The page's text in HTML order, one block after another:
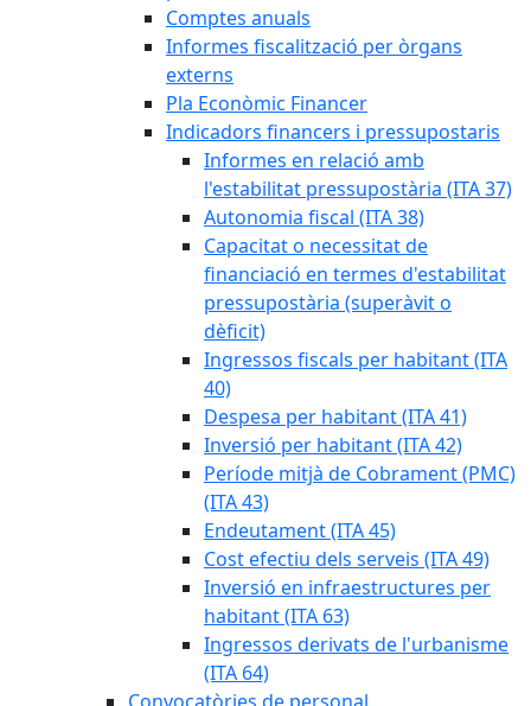
Comptes anuals
Informes fiscalització per òrgans
externs
Pla Econòmic Financer
Indicadors financers i pressupostaris
Informes en relació amb
l'estabilitat pressupostària (ITA 37)
Autonomia fiscal (ITA 38)
Capacitat o necessitat de
financiació en termes d'estabilitat
pressupostària (superàvit o
dèficit)
Ingressos fiscals per habitant (ITA
40)
Despesa per habitant (ITA 41)
Inversió per habitant (ITA 42)
Període mitjà de Cobrament (PMC)
(ITA 43)
Endeutament (ITA 45)
Cost efectiu dels serveis (ITA 49)
Inversió en infraestructures per
habitant (ITA 63)
Ingressos derivats de l'urbanisme
(ITA 64)